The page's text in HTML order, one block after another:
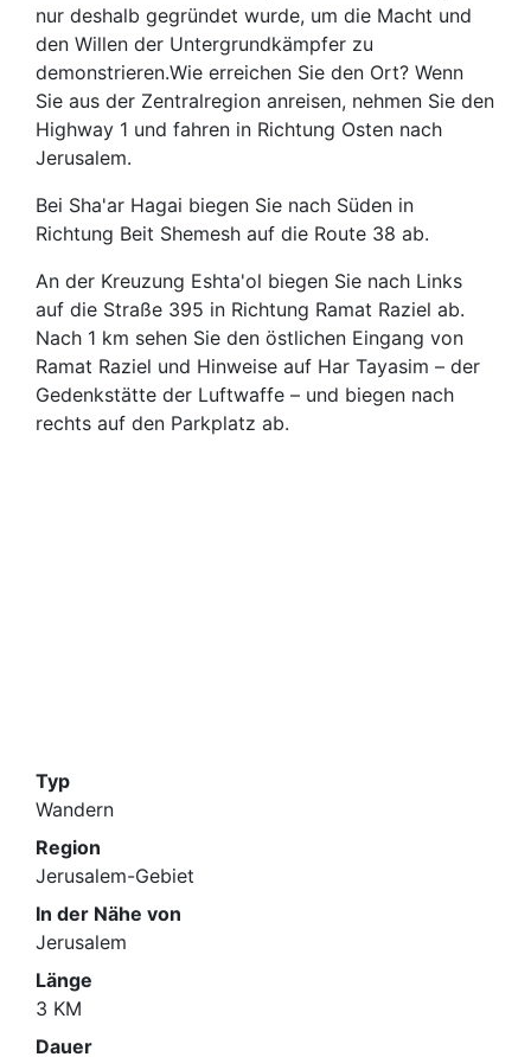
nur deshalb gegründet wurde, um die Macht und
den Willen der Untergrundkämpfer zu
demonstrieren.Wie erreichen Sie den Ort? Wenn
Sie aus der Zentralregion anreisen, nehmen Sie den
Highway 1 und fahren in Richtung Osten nach
Jerusalem.
Bei Sha'ar Hagai biegen Sie nach Süden in
Richtung Beit Shemesh auf die Route 38 ab.
An der Kreuzung Eshta'ol biegen Sie nach Links
auf die Straße 395 in Richtung Ramat Raziel ab.
Nach 1 km sehen Sie den östlichen Eingang von
Ramat Raziel und Hinweise auf Har Tayasim – der
Gedenkstätte der Luftwaffe – und biegen nach
rechts auf den Parkplatz ab.
Typ
Wandern
Region
Jerusalem-Gebiet
In der Nähe von
Jerusalem
Länge
3 KM
Dauer